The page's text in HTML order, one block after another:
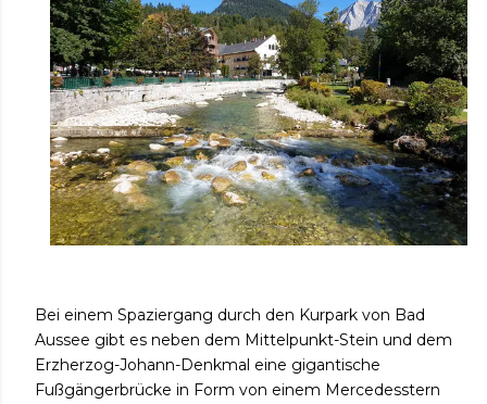
Bei einem Spaziergang durch den Kurpark von Bad
Aussee gibt es neben dem Mittelpunkt-Stein und dem
Erzherzog-Johann-Denkmal eine gigantische
Fußgängerbrücke in Form von einem Mercedesstern